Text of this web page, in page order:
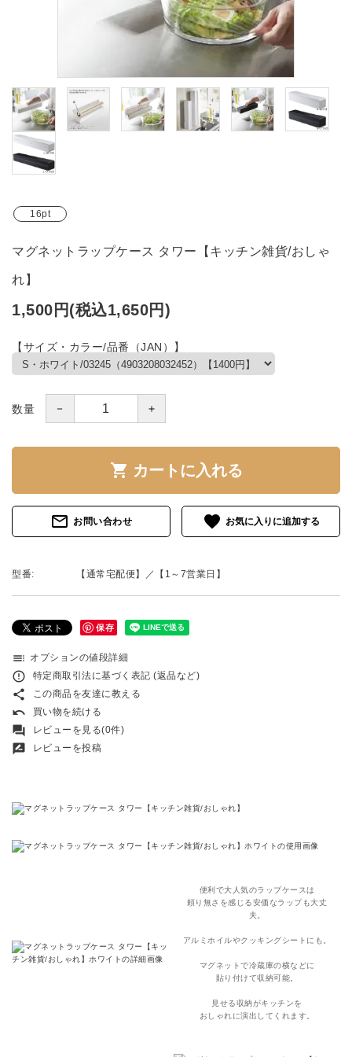
16pt
マグネットラップケース タワー【キッチン雑貨/おしゃ
れ】
1,500円(税込1,650円)
【サイズ・カラー/品番（JAN）】
数量 － ＋
shopping_cart カートに入れる
mail_outline お問い合わせ favorite
型番: 【通常宅配便】／【1～7営業日】
保存
toc オプションの値段詳細
error_outline 特定商取引法に基づく表記 (返品など)
share この商品を友達に教える
undo 買い物を続ける
forum レビューを見る(0件)
rate_review レビューを投稿
便利で大人気のラップケースは
頼り無さを感じる安価なラップも大丈
夫。
アルミホイルやクッキングシートにも。
マグネットで冷蔵庫の横などに
貼り付けて収納可能。
見せる収納がキッチンを
おしゃれに演出してくれます。